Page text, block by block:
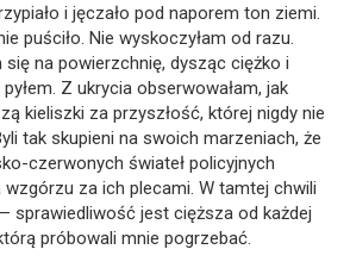
i jęczało pod naporem ton ziemi.
puściło. Nie wyskoczyłam od razu.
się na powierzchnię, dysząc ciężko i
Z ukrycia obserwowałam, jak
kieliszki za przyszłość, której nigdy nie
tak skupieni na swoich marzeniach, że
czerwonych świateł policyjnych
za ich plecami. W tamtej chwili
sprawiedliwość jest cięższa od każdej
próbowali mnie pogrzebać.